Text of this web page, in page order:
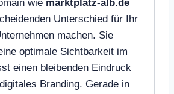
wie marktplatz-alb.de
Unterschied für Ihr
machen. Sie
optimale Sichtbarkeit im
einen bleibenden Eindruck
Branding. Gerade in